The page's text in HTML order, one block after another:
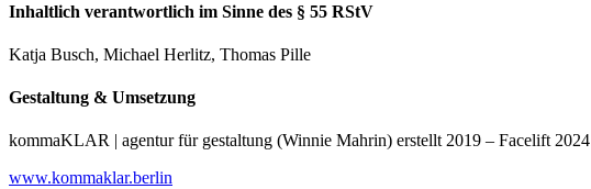
Inhaltlich verantwortlich im Sinne des § 55 RStV
Katja Busch, Michael Herlitz, Thomas Pille
Gestaltung & Umsetzung
kommaKLAR | agentur für gestaltung (Winnie Mahrin) erstellt 2019 – Facelift 2024
www.kommaklar.berlin